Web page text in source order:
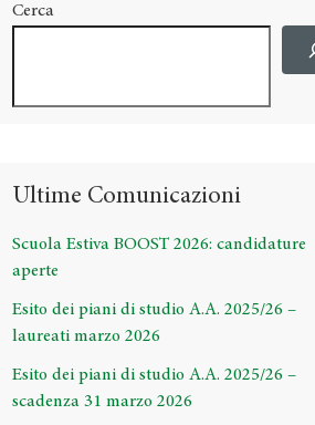
Cerca
Ultime Comunicazioni
Scuola Estiva BOOST 2026: candidature
aperte
Esito dei piani di studio A.A. 2025/26 –
laureati marzo 2026
Esito dei piani di studio A.A. 2025/26 –
scadenza 31 marzo 2026